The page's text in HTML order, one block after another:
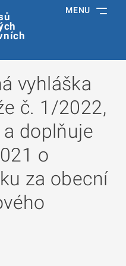
MENU
vyhláška
č. 1/2022,
doplňuje
o
za obecní